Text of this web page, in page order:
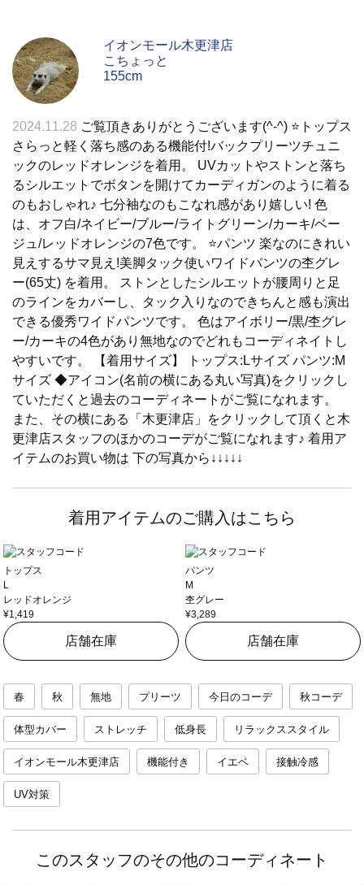
イオンモール木更津店
こちょっと
155cm
2024.11.28 ご覧頂きありがとうございます(^-^) ⭐️トップス
さらっと軽く落ち感のある機能付!バックプリーツチュニ
ックのレッドオレンジを着用。 UVカットやストンと落ち
るシルエットでボタンを開けてカーディガンのように着る
のもおしゃれ♪ 七分袖なのもこなれ感があり嬉しい! 色
は、オフ白/ネイビー/ブルー/ライトグリーン/カーキ/ベー
ジュ/レッドオレンジの7色です。 ⭐パンツ 楽なのにきれい
見えするサマ見え!美脚タック使いワイドパンツの杢グレ
ー(65丈) を着用。 ストンとしたシルエットが腰周りと足
のラインをカバーし、タック入りなのできちんと感も演出
できる優秀ワイドパンツです。 色はアイボリー/黒/杢グレ
ー/カーキの4色があり無地なのでどれもコーディネイトし
やすいです。 【着用サイズ】 トップス:Lサイズ パンツ:M
サイズ ◆アイコン(名前の横にある丸い写真)をクリックし
ていただくと過去のコーディネートがご覧になれます。
また、その横にある「木更津店」をクリックして頂くと木
更津店スタッフのほかのコーデがご覧になれます♪ 着用ア
イテムのお買い物は 下の写真から↓↓↓↓↓
着用アイテムのご購入はこちら
トップス
L
レッドオレンジ
¥1,419
店舗在庫
パンツ
M
杢グレー
¥3,289
店舗在庫
春 秋 無地 プリーツ 今日のコーデ 秋コーデ
体型カバー ストレッチ 低身長 リラックススタイル
イオンモール木更津店 機能付き イエベ 接触冷感
UV対策
このスタッフのその他のコーディネート